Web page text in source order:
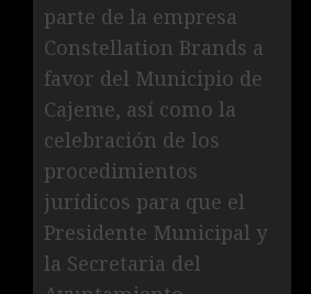
parte de la empresa
Constellation Brands a
favor del Municipio de
Cajeme, así como la
celebración de los
procedimientos
jurídicos para que el
Presidente Municipal y
la Secretaria del